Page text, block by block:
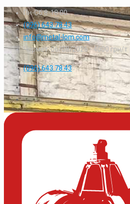
Пн-Сб 8-18:00
(096) 643 78 43
info@metal-lom.com
Чормет: 06/08/2026 -4000 грн/т
(096) 643 78 43